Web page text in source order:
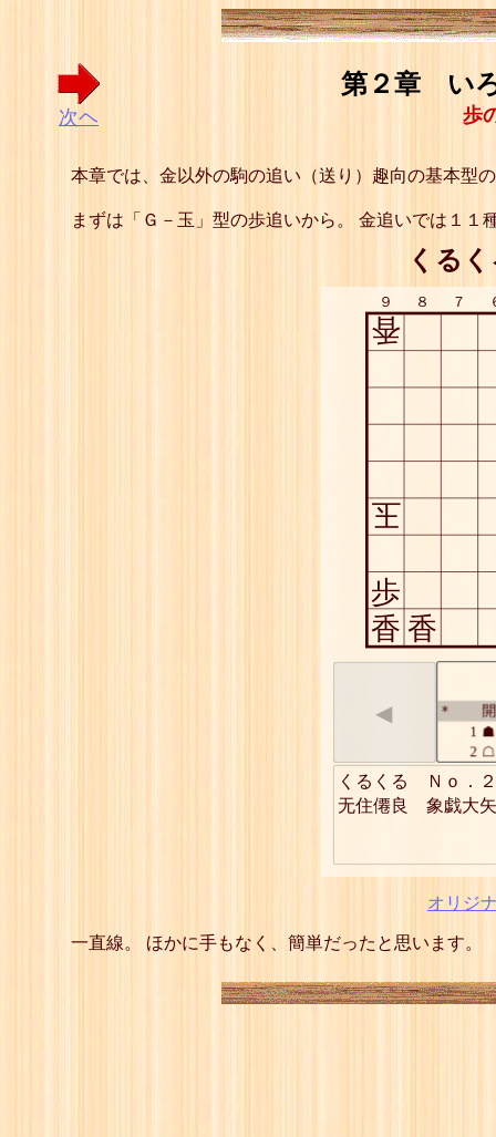
次ヘ
第２章 い
歩
本章では、金以外の駒の追い（送り）趣向の基本型
まずは「Ｇ－玉」型の歩追いから。 金追いでは１
くる
９ ８ ７
香
玉
歩
香 香
◀ *
1 ☗
2 ☖
☗
4
5☗
8☖
9☗
くるくる　Ｎｏ．
オリジ
一直線。 ほかに手もなく、簡単だったと思います。